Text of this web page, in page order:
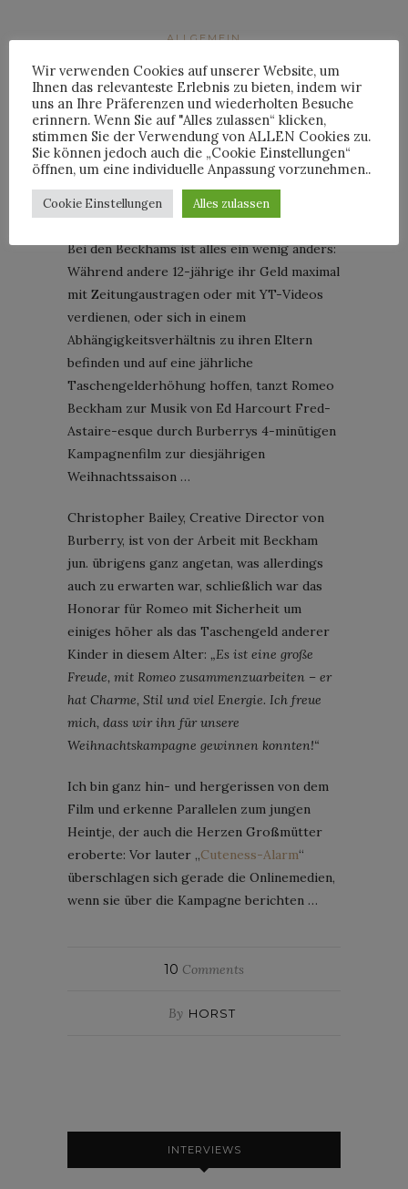
ALLGEMEIN
„FROM LONDON WITH
LOVE“: ROMEO BECKHAM
IN BURBERRYS
WEIHNACHTSKAMPAGNE
Posted on 4. November 2014
Bei den Beckhams ist alles ein wenig anders:
Während andere 12-jährige ihr Geld maximal
mit Zeitungaustragen oder mit YT-Videos
verdienen, oder sich in einem
Abhängigkeitsverhältnis zu ihren Eltern
befinden und auf eine jährliche
Taschengelderhöhung hoffen, tanzt Romeo
Beckham zur Musik von Ed Harcourt Fred-
Astaire-esque durch Burberrys 4-minütigen
Kampagnenfilm zur diesjährigen
Weihnachtssaison …
Christopher Bailey, Creative Director von
Burberry, ist von der Arbeit mit Beckham
jun. übrigens ganz angetan, was allerdings
auch zu erwarten war, schließlich war das
Honorar für Romeo mit Sicherheit um
einiges höher als das Taschengeld anderer
Kinder in diesem Alter: „Es ist eine große
Freude, mit Romeo zusammenzuarbeiten – er
hat Charme, Stil und viel Energie. Ich freue
mich, dass wir ihn für unsere
Weihnachtskampagne gewinnen konnten!“
Ich bin ganz hin- und hergerissen von dem
Film und erkenne Parallelen zum jungen
Heintje, der auch die Herzen Großmütter
eroberte: Vor lauter „Cuteness-Alarm“
überschlagen sich gerade die Onlinemedien,
wenn sie über die Kampagne berichten …
10 Comments
By HORST
INTERVIEWS
Wir verwenden Cookies auf unserer Website, um
Ihnen das relevanteste Erlebnis zu bieten, indem wir
uns an Ihre Präferenzen und wiederholten Besuche
erinnern. Wenn Sie auf "Alles zulassen“ klicken,
stimmen Sie der Verwendung von ALLEN Cookies zu.
Sie können jedoch auch die „Cookie Einstellungen“
öffnen, um eine individuelle Anpassung vorzunehmen..
Cookie Einstellungen Alles zulassen